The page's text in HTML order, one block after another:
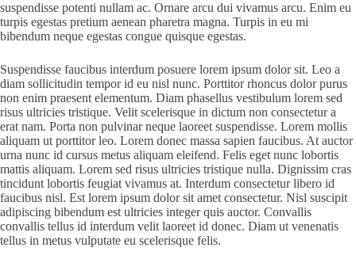
suspendisse potenti nullam ac. Ornare arcu dui vivamus arcu. Enim eu
turpis egestas pretium aenean pharetra magna. Turpis in eu mi
bibendum neque egestas congue quisque egestas.
Suspendisse faucibus interdum posuere lorem ipsum dolor sit. Leo a
diam sollicitudin tempor id eu nisl nunc. Porttitor rhoncus dolor purus
non enim praesent elementum. Diam phasellus vestibulum lorem sed
risus ultricies tristique. Velit scelerisque in dictum non consectetur a
erat nam. Porta non pulvinar neque laoreet suspendisse. Lorem mollis
aliquam ut porttitor leo. Lorem donec massa sapien faucibus. At auctor
urna nunc id cursus metus aliquam eleifend. Felis eget nunc lobortis
mattis aliquam. Lorem sed risus ultricies tristique nulla. Dignissim cras
tincidunt lobortis feugiat vivamus at. Interdum consectetur libero id
faucibus nisl. Est lorem ipsum dolor sit amet consectetur. Nisl suscipit
adipiscing bibendum est ultricies integer quis auctor. Convallis
convallis tellus id interdum velit laoreet id donec. Diam ut venenatis
tellus in metus vulputate eu scelerisque felis.